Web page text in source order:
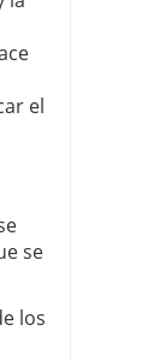
el
se
los